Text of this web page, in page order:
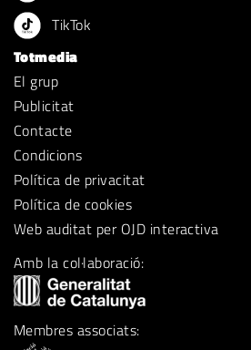
TikTok
Totmedia
El grup
Publicitat
Contacte
Condicions
Política de privacitat
Política de cookies
Web auditat per OJD interactiva
Amb la col·laboració:
Membres associats: